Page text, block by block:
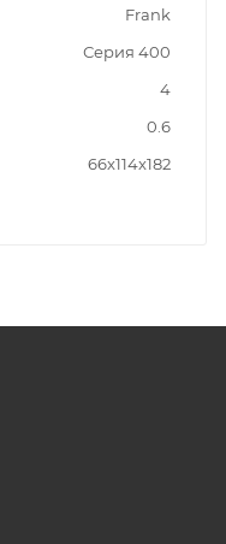
Frank
Серия 400
4
0.6
66x114x182